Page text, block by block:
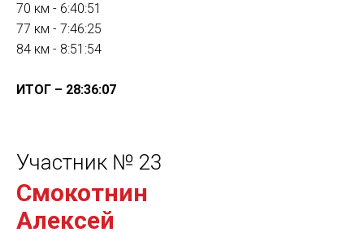
70 км - 6:40:51
77 км - 7:46:25
84 км - 8:51:54
ИТОГ – 28:36:07
Участник № 23
Смокотнин
Алексей